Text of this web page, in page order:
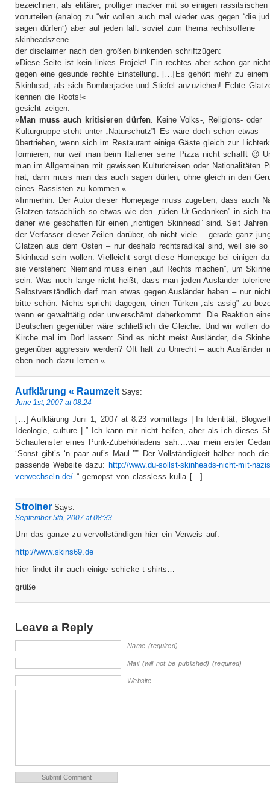
bezeichnen, als elitärer, prolliger macker mit so einigen rassitsischen
vorurteilen (analog zu “wir wollen auch mal wieder was gegen “die
sagen dürfen”) aber auf jeden fall. soviel zum thema rechtsoffene
skinheadszene.
der disclaimer nach den großen blinkenden schriftzügen:
»Diese Seite ist kein linkes Projekt! Ein rechtes aber schon gar
gegen eine gesunde rechte Einstellung. […]Es gehört mehr zu einem
Skinhead, als sich Bomberjacke und Stiefel anzuziehen! Echte
kennen die Roots!«
gesicht zeigen:
» Man muss auch kritisieren dürfen. Keine Volks-, Religions- oder
Kulturgruppe steht unter „Naturschutz”! Es wäre doch schon etwas
übertrieben, wenn sich im Restaurant einige Gäste gleich zur
formieren, nur weil man beim Italiener seine Pizza nicht schafft 😉
man im Allgemeinen mit gewissen Kulturkreisen oder Nationalitäten
hat, dann muss man das auch sagen dürfen, ohne gleich in den
eines Rassisten zu kommen.«
»Immerhin: Der Autor dieser Homepage muss zugeben, dass auch
Glatzen tatsächlich so etwas wie den „rüden Ur-Gedanken” in sich
daher wie geschaffen für einen „richtigen Skinhead” sind. Seit
der Verfasser dieser Zeilen darüber, ob nicht viele – gerade ganz
Glatzen aus dem Osten – nur deshalb rechtsradikal sind, weil sie so
Skinhead sein wollen. Vielleicht sorgt diese Homepage bei einigen
sie verstehen: Niemand muss einen „auf Rechts machen”, um
sein. Was noch lange nicht heißt, dass man jeden Ausländer
Selbstverständlich darf man etwas gegen Ausländer haben – nur
bitte schön. Nichts spricht dagegen, einen Türken „als assig” zu
wenn er gewalttätig oder unverschämt daherkommt. Die Reaktion
Deutschen gegenüber wäre schließlich die Gleiche. Und wir wollen
Kirche mal im Dorf lassen: Sind es nicht meist Ausländer, die
gegenüber aggressiv werden? Oft halt zu Unrecht – auch Ausländer
eben noch dazu lernen.«
Aufklärung « Raumzeit Says:
June 1st, 2007 at 08:24
[…] Aufklärung Juni 1, 2007 at 8:23 vormittags | In Identität,
Ideologie, culture | ” Ich kann mir nicht helfen, aber als ich dieses
Schaufenster eines Punk-Zubehörladens sah:…war mein erster
‘Sonst gibt’s ‘n paar auf’s Maul.’”” Der Vollständigkeit halber noch die
passende Website dazu: http://www.du-sollst-skinheads-nicht-mit-
verwechseln.de/ “ gemopst von classless kulla […]
Stroiner Says:
September 5th, 2007 at 08:33
Um das ganze zu vervollständigen hier ein Verweis auf:
http://www.skins69.de
hier findet ihr auch einige schicke t-shirts…
grüße
Leave a Reply
Name (required)
Mail (will not be published) (required)
Website